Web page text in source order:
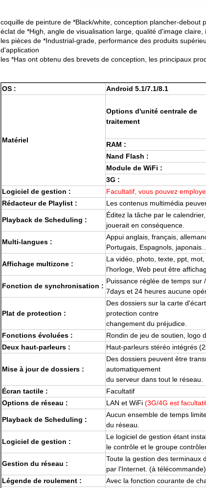
coquille de peinture de *Black/white, conception plancher-debout
éclat de *High, angle de visualisation large, qualité d'image
les pièces de *Industrial-grade, performance des produits
d'application
les *Has ont obtenu des brevets de conception, les principaux
OS : Android 5.1/7.1/8.1
Matériel
Options d'unité centrale de
traitement
RAM :
Nand Flash :
Module de WiFi :
3G :
Logiciel de gestion :
Facultatif, vous pouvez
Rédacteur de Playlist :
Les contenus multimédia
Playback de Scheduling :
Éditez la tâche par le
jouerait en conséquence.
Multi-langues :
Appui anglais, français,
Portugais, Espagnols,
Affichage multizone :
La vidéo, photo, texte, ppt,
l'horloge, Web peut être
Fonction de synchronisation :
Puissance réglée de temps sur
7days et 24 heures aucune
Plat de protection :
Des dossiers sur la carte
protection contre
changement du préjudice.
Fonctions évoluées :
Rondin de jeu de soutien, logo
Deux haut-parleurs :
Haut-parleurs stéréo intégrés
Mise à jour de dossiers :
Des dossiers peuvent être
automatiquement
du serveur dans tout le réseau.
Écran tactile :
Facultatif
Options de réseau :
LAN et WiFi (3G/4G est
Playback de Scheduling :
Aucun ensemble de temps
du réseau.
Logiciel de gestion :
Le logiciel de gestion étant
le contrôle et le groupe
Gestion du réseau :
Toute la gestion des terminaux
par l'Internet. (à télécommande)
Légende de roulement :
Avec la fonction courante de